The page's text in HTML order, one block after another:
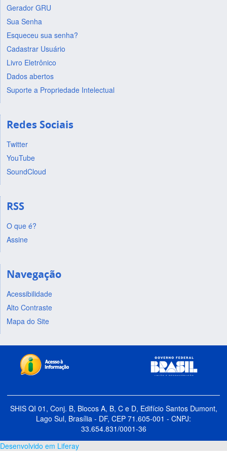
Gerador GRU
Sua Senha
Esqueceu sua senha?
Cadastrar Usuário
Livro Eletrônico
Dados abertos
Suporte a Propriedade Intelectual
Redes Sociais
Twitter
YouTube
SoundCloud
RSS
O que é?
Assine
Navegação
Acessibilidade
Alto Contraste
Mapa do Site
SHIS QI 01, Conj. B, Blocos A, B, C e D, Edifício Santos Dumont,
Lago Sul, Brasília - DF, CEP 71.605-001 - CNPJ:
33.654.831/0001-36
Desenvolvido em Liferay